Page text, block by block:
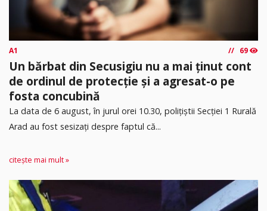
A1 69
Un bărbat din Secusigiu nu a mai ținut cont
de ordinul de protecție și a agresat-o pe
fosta concubină
​La data de 6 august, în jurul orei 10.30, polițiștii Secției 1 Rurală
Arad au fost sesizați despre faptul că...
citește mai mult »